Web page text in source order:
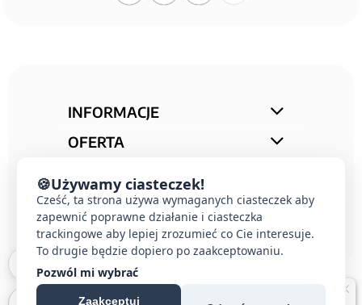
INFORMACJE
OFERTA
KONTAKT
🍪Używamy ciasteczek!
Cześć, ta strona używa wymaganych ciasteczek aby
zapewnić poprawne działanie i ciasteczka
trackingowe aby lepiej zrozumieć co Cie interesuje.
To drugie będzie dopiero po zaakceptowaniu.
Pozwól mi wybrać
Zaakceptuj